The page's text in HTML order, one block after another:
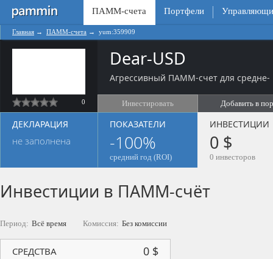
ПАММ-счета Портфели
Главная → ПАММ-счета → yum:359909
0
Dear-USD
Агрессивный ПАММ-счет для средне-
Инвестировать Добавить в
ДЕКЛАРАЦИЯ
не заполнена
ПОКАЗАТЕЛИ
-100%
средний год (ROI)
ИНВЕСТИЦИИ
0 $
0 инвесторов
Инвестиции в ПАММ-счёт
Период: Всё время Комиссия: Без комиссии
СРЕДСТВА 0 $